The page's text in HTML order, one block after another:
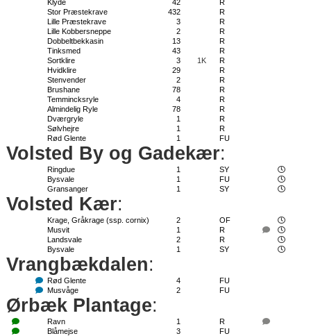
Klyde 42
R
Stor Præstekrave
432
R
Lille Præstekrave
3
R
Lille Kobbersneppe
2
R
Dobbeltbekkasin
13
R
Tinksmed
43
R
Sortklire
3 1K
R
Hvidklire
29
R
Stenvender
2
R
Brushane
78
R
Temmincksryle
4
R
Almindelig Ryle
78
R
Dværgryle
1
R
Sølvhejre
1
R
Rød Glente
1 FU
Volsted By og Gadekær:
Ringdue 1
SY
Bysvale
1
FU
Gransanger
1 SY
Volsted Kær:
Krage, Gråkrage (ssp. cornix) 2
OF
Musvit
1
R
Landsvale
2
R
Bysvale
1 SY
Vrangbækdalen:
Rød Glente 4
FU
Musvåge
2 FU
Ørbæk Plantage:
Ravn 1
R
Blåmejse
3
FU